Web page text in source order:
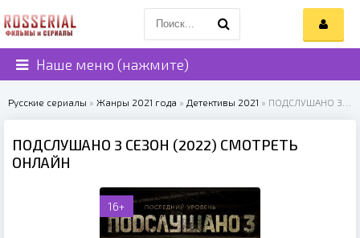
Наше меню (нажмите)
Русские сериалы » Жанры 2021 года » Детективы 2021 » ПОДСЛУШАНО 3 СЕЗОН (2022)
ПОДСЛУШАНО 3 СЕЗОН (2022) СМОТРЕТЬ
ОНЛАЙН
16+